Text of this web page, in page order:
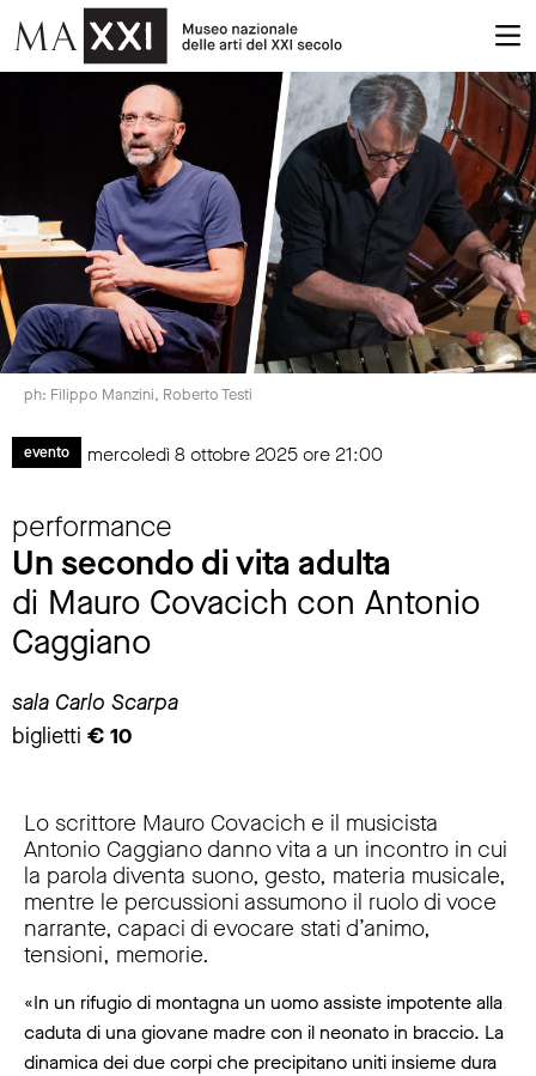
ph: Filippo Manzini, Roberto Testi
evento mercoledì 8 ottobre 2025 ore 21:00
performance
Un secondo di vita adulta
di Mauro Covacich con Antonio
Caggiano
sala Carlo Scarpa
biglietti € 10
Lo scrittore Mauro Covacich e il musicista
Antonio Caggiano danno vita a un incontro in cui
la parola diventa suono, gesto, materia musicale,
mentre le percussioni assumono il ruolo di voce
narrante, capaci di evocare stati d’animo,
tensioni, memorie.
«In un rifugio di montagna un uomo assiste impotente alla
caduta di una giovane madre con il neonato in braccio. La
dinamica dei due corpi che precipitano uniti insieme dura